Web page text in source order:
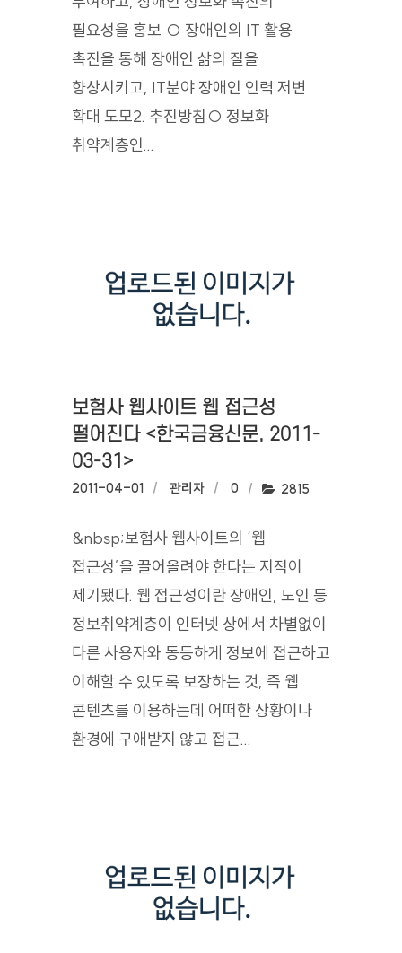
필요성을 홍보 ○ 장애인의 IT 활용
촉진을 통해 장애인 삶의 질을
향상시키고, IT분야 장애인 인력 저변
확대 도모2. 추진방침○ 정보화
취약계층인...
보험사 웹사이트 웹 접근성
떨어진다 <한국금융신문, 2011-
03-31>
작성일:
2011-04-01 작성자:
관리자 댓글수:
0 조회수:
2815
&nbsp;보험사 웹사이트의 ‘웹
접근성’을 끌어올려야 한다는 지적이
제기됐다. 웹 접근성이란 장애인, 노인 등
정보취약계층이 인터넷 상에서 차별없이
다른 사용자와 동등하게 정보에 접근하고
이해할 수 있도록 보장하는 것, 즉 웹
콘텐츠를 이용하는데 어떠한 상황이나
환경에 구애받지 않고 접근...